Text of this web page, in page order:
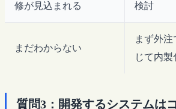
修が見込まれる
検討
まだわからない
まず外
じて内
質問3：開発するシステムは